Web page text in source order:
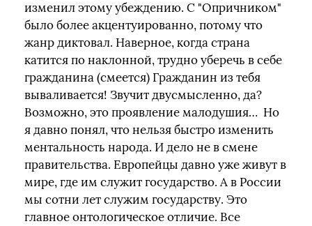
изменил этому убеждению. С "Опричником"
было более акцентуированно, потому что
жанр диктовал. Наверное, когда страна
катится по наклонной, трудно уберечь в себе
гражданина (смеется) Гражданин из тебя
вываливается! Звучит двусмысленно, да?
Возможно, это проявление малодушия… Но
я давно понял, что нельзя быстро изменить
ментальность народа. И дело не в смене
правительства. Европейцы давно уже живут в
мире, где им служит государство. А в России
мы сотни лет служим государству. Это
главное онтологическое отличие. Все